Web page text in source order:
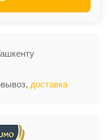
доставка